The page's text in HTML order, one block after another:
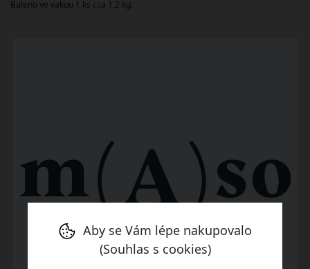
Baleno ve vakuu 1 ks cca 1,2 kg.
Aby se Vám lépe nakupovalo
(Souhlas s cookies)